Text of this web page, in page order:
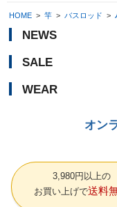
HOME > 竿 > バスロッド >
NEWS
SALE
WEAR
オン
3,980円以上の
お買い上げで送料